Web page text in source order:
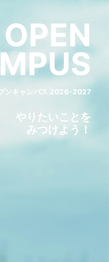
OPEN
ンキャンパス 2026-2027
やりたいことを
みつけよう！